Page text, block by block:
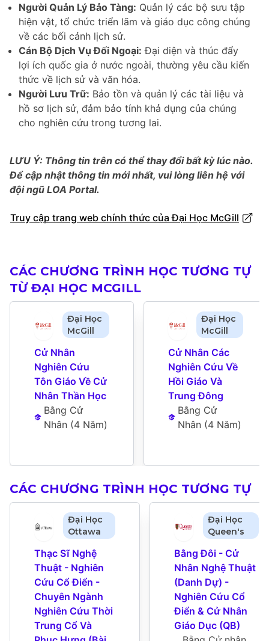
Người Quản Lý Bảo Tàng: Quản lý các bộ sưu tập
hiện vật, tổ chức triển lãm và giáo dục công chúng
về các bối cảnh lịch sử.
Cán Bộ Dịch Vụ Đối Ngoại: Đại diện và thúc đẩy
lợi ích quốc gia ở nước ngoài, thường yêu cầu kiến
thức về lịch sử và văn hóa.
Người Lưu Trữ: Bảo tồn và quản lý các tài liệu và
hồ sơ lịch sử, đảm bảo tính khả dụng của chúng
cho nghiên cứu trong tương lai.
LƯU Ý: Thông tin trên có thể thay đổi bất kỳ lúc nào.
Để cập nhật thông tin mới nhất, vui lòng liên hệ với
đội ngũ LOA Portal.
Truy cập trang web chính thức của Đại Học McGill
CÁC CHƯƠNG TRÌNH HỌC TƯƠNG TỰ
TỪ ĐẠI HỌC MCGILL
Đại Học
McGill
Cử Nhân
Nghiên Cứu
Tôn Giáo Về Cử
Nhân Thần Học
Bằng Cử
Nhân (4 Năm)
Đại Học
McGill
Cử Nhân Các
Nghiên Cứu Về
Hồi Giáo Và
Trung Đông
Bằng Cử
Nhân (4 Năm)
CÁC CHƯƠNG TRÌNH HỌC TƯƠNG TỰ
Đại Học
Ottawa
Thạc Sĩ Nghệ
Thuật - Nghiên
Cứu Cổ Điển -
Chuyên Ngành
Nghiên Cứu Thời
Trung Cổ Và
Đại Học
Queen's
Bằng Đôi - Cử
Nhân Nghệ Thuật
(Danh Dự) -
Nghiên Cứu Cổ
Điển & Cử Nhân
Giáo Dục (QB)